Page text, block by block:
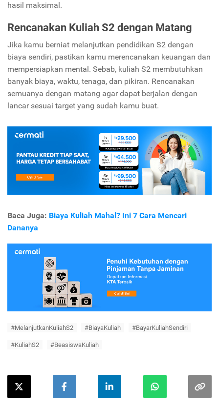
hasil maksimal.
Rencanakan Kuliah S2 dengan Matang
Jika kamu berniat melanjutkan pendidikan S2 dengan
biaya sendiri, pastikan kamu merencanakan keuangan dan
mempersiapkan mental. Sebab, kuliah S2 membutuhkan
banyak biaya, waktu, tenaga, dan pikiran. Rencanakan
semuanya dengan matang agar dapat berjalan dengan
lancar sesuai target yang sudah kamu buat.
Baca Juga: Biaya Kuliah Mahal? Ini 7 Cara Mencari
Dananya
#MelanjutkanKuliahS2 #BiayaKuliah #BayarKuliahSendiri
#KuliahS2 #BeasiswaKuliah